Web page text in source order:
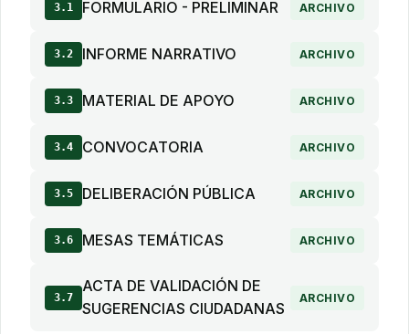
3.1 FORMULARIO - PRELIMINAR ARCHIVO
3.2 INFORME NARRATIVO ARCHIVO
3.3 MATERIAL DE APOYO ARCHIVO
3.4 CONVOCATORIA ARCHIVO
3.5 DELIBERACIÓN PÚBLICA ARCHIVO
3.6 MESAS TEMÁTICAS ARCHIVO
3.7
ACTA DE VALIDACIÓN DE
SUGERENCIAS CIUDADANAS
ARCHIVO